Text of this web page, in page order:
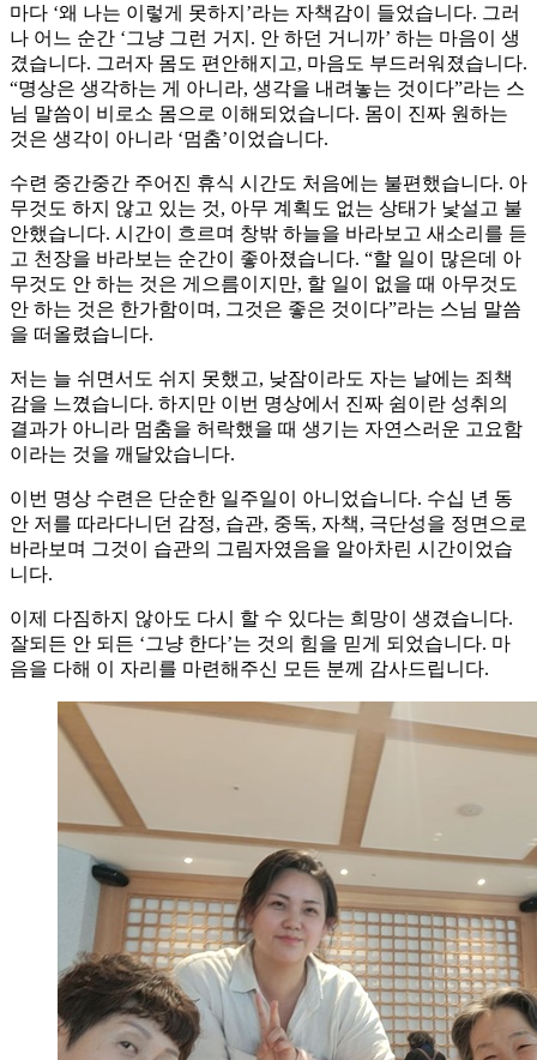
마다 ‘왜 나는 이렇게 못하지’라는 자책감이 들었습니다. 그러
나 어느 순간 ‘그냥 그런 거지. 안 하던 거니까’ 하는 마음이 생
겼습니다. 그러자 몸도 편안해지고, 마음도 부드러워졌습니다.
“명상은 생각하는 게 아니라, 생각을 내려놓는 것이다”라는 스
님 말씀이 비로소 몸으로 이해되었습니다. 몸이 진짜 원하는
것은 생각이 아니라 ‘멈춤’이었습니다.
수련 중간중간 주어진 휴식 시간도 처음에는 불편했습니다. 아
무것도 하지 않고 있는 것, 아무 계획도 없는 상태가 낯설고 불
안했습니다. 시간이 흐르며 창밖 하늘을 바라보고 새소리를 듣
고 천장을 바라보는 순간이 좋아졌습니다. “할 일이 많은데 아
무것도 안 하는 것은 게으름이지만, 할 일이 없을 때 아무것도
안 하는 것은 한가함이며, 그것은 좋은 것이다”라는 스님 말씀
을 떠올렸습니다.
저는 늘 쉬면서도 쉬지 못했고, 낮잠이라도 자는 날에는 죄책
감을 느꼈습니다. 하지만 이번 명상에서 진짜 쉼이란 성취의
결과가 아니라 멈춤을 허락했을 때 생기는 자연스러운 고요함
이라는 것을 깨달았습니다.
이번 명상 수련은 단순한 일주일이 아니었습니다. 수십 년 동
안 저를 따라다니던 감정, 습관, 중독, 자책, 극단성을 정면으로
바라보며 그것이 습관의 그림자였음을 알아차린 시간이었습
니다.
이제 다짐하지 않아도 다시 할 수 있다는 희망이 생겼습니다.
잘되든 안 되든 ‘그냥 한다’는 것의 힘을 믿게 되었습니다. 마
음을 다해 이 자리를 마련해주신 모든 분께 감사드립니다.